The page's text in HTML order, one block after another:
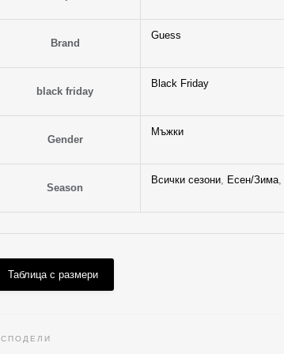
Brand
Guess
black friday
Black Friday
Gender
Мъжки
Season
Всички сезони, Есен/Зима,
Таблица с размери
СПОДЕЛИ